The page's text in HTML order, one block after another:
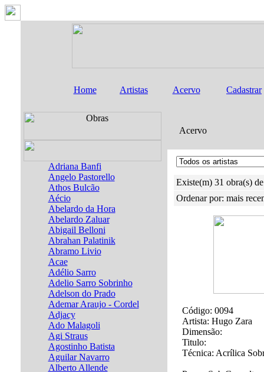
Home Artistas Acervo Cadastrar
Adriana Banfi
Angelo Pastorello
Athos Bulcão
Aécio
Abelardo da Hora
Abelardo Zaluar
Abigail Belloni
Abrahan Palatinik
Abramo Livio
Acae
Adélio Sarro
Adelio Sarro Sobrinho
Adelson do Prado
Ademar Araujo - Cordel
Adjacy
Ado Malagoli
Agi Straus
Agostinho Batista
Aguilar Navarro
Alberto Allende
Acervo
Existe(m) 31 obra(s)
Ordenar por: mais
Código: 0094
Artista: Hugo Zara
Dimensão:
Titulo:
Técnica: Acrílica